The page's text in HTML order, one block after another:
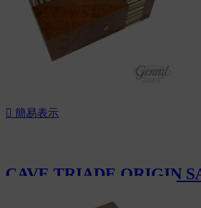
 簡易表示
CAVE TRIADE ORIGIN